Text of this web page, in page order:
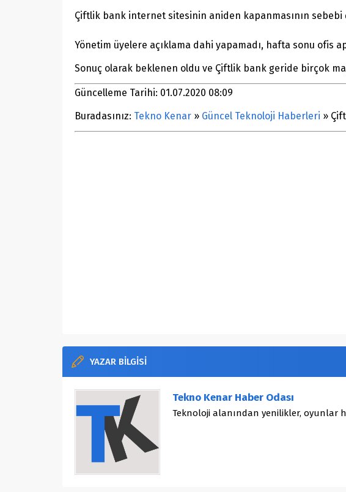
Çiftlik bank internet sitesinin aniden kapanmasının
Yönetim üyelere açıklama dahi yapamadı, hafta sonu ofis
Sonuç olarak beklenen oldu ve Çiftlik bank geride birçok
Güncelleme Tarihi: 01.07.2020 08:09
Buradasınız: Tekno Kenar » Güncel Teknoloji Haberleri »
YAZAR BİLGİSİ
Tekno Kenar Haber Odası
Teknoloji alanından yenilikler, oyunlar